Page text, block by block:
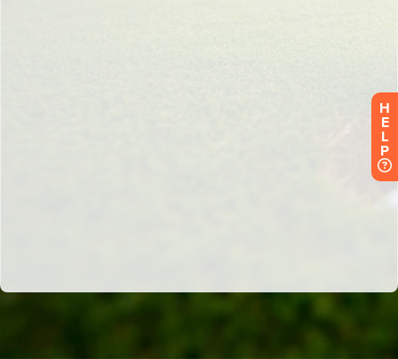
H
E
L
P